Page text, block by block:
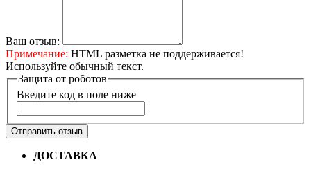
Ваш отзыв:
Примечание: HTML разметка не поддерживается!
Используйте обычный текст.
Защита от роботов
Введите код в поле ниже
Отправить отзыв
ДОСТАВКА